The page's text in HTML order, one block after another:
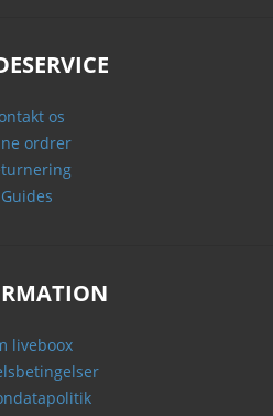
os
ordrer
Guides
liveboox